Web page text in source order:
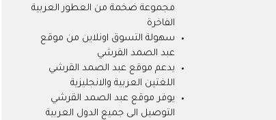
مجموعة ضخمة من العطور العربية
الفاخرة
سهولة التسوق اونلاين من موقع
عبد الصمد القرشي
يدعم موقع عبد الصمد القرشي
اللغتين العربية والانجليزية
يوفر موقع عبد الصمد القرشي
التوصيل الى جميع الدول العربية